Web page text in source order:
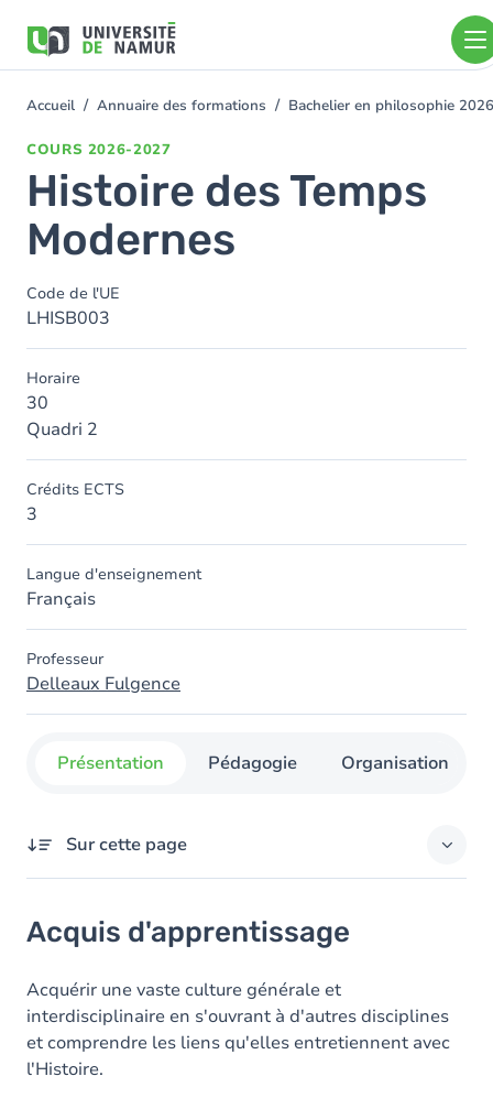
contenu
You
Accueil Annuaire des formations Bachelier en philosophie
COURS 2026-2027
Histoire des Temps
Modernes
Code de l'UE
LHISB003
Horaire
30
Quadri 2
Crédits ECTS
3
Langue d'enseignement
Français
Professeur
Delleaux Fulgence
Présentation Pédagogie Organisation
Sur cette page
Objectifs
Contenu
Table des matières
Acquis d'apprentissage
Acquérir une vaste culture générale et
interdisciplinaire en s'ouvrant à d'autres disciplines
et comprendre les liens qu'elles entretiennent avec
l'Histoire.